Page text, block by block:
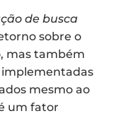
de busca
sobre o
mas também
mesmo ao
um fator